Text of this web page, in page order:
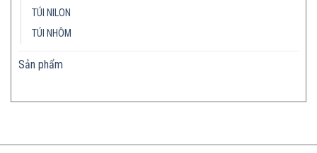
TÚI NILON
TÚI NHÔM
Sản phẩm